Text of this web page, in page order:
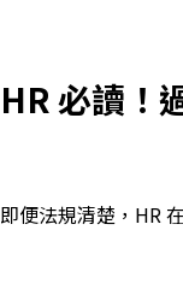
HR 必讀！
即便法規清楚，HR